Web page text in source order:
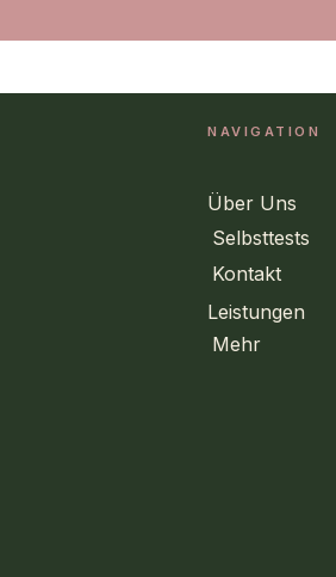
NAVIGATION
Über Uns
Selbsttests
Kontakt
Leistungen
Mehr